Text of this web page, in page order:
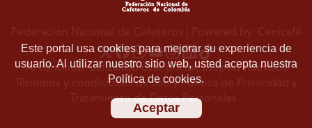
Este portal usa cookies para mejorar su experiencia de
usuario. Al utilizar nuestro sitio web, usted acepta nuestra
Política de cookies.
Aceptar
Federación Nacional de Cafeteros | Powered by: Cenicafé
Al continuar utilizando este portal, aceptas nuestros
Términos y condiciones de usoyPolítica de Privacidad y
Tratamiento de Datos Personales